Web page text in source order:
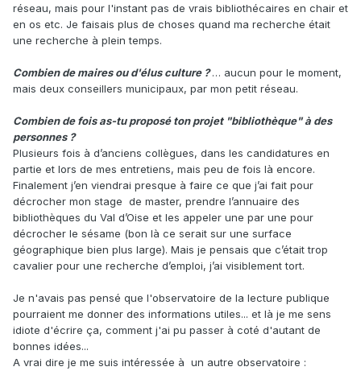
réseau, mais pour l'instant pas de vrais bibliothécaires en chair et
en os etc. Je faisais plus de choses quand ma recherche était
une recherche à plein temps.
Combien de maires ou d'élus culture ?… aucun pour le moment,
mais deux conseillers municipaux, par mon petit réseau.
Combien de fois as-tu proposé ton projet "bibliothèque" à des
personnes ?
Plusieurs fois à d’anciens collègues, dans les candidatures en
partie et lors de mes entretiens, mais peu de fois là encore.
Finalement j’en viendrai presque à faire ce que j’ai fait pour
décrocher mon stage de master, prendre l’annuaire des
bibliothèques du Val d’Oise et les appeler une par une pour
décrocher le sésame (bon là ce serait sur une surface
géographique bien plus large). Mais je pensais que c’était trop
cavalier pour une recherche d’emploi, j’ai visiblement tort.
Je n'avais pas pensé que l'observatoire de la lecture publique
pourraient me donner des informations utiles... et là je me sens
idiote d'écrire ça, comment j'ai pu passer à coté d'autant de
bonnes idées...
A vrai dire je me suis intéressée à un autre observatoire :